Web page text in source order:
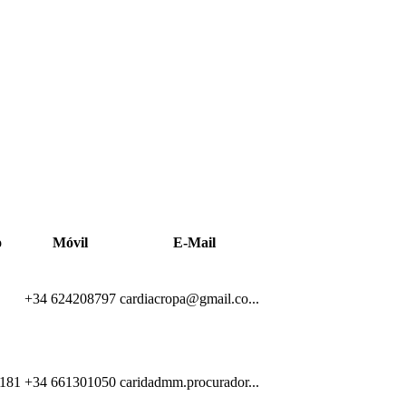
Móvil E-Mail
+34 624208797 cardiacropa@gmail.co...
+34 661301050 caridadmm.procurador...